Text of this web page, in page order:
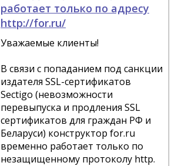
работает только по адресу
http://for.ru/
Уважаемые клиенты!
В связи с попаданием под санкции
издателя SSL-сертификатов
Sectigo (невозможности
перевыпуска и продления SSL
сертификатов для граждан РФ и
Беларуси) конструктор for.ru
временно работает только по
незащищенному протоколу http.